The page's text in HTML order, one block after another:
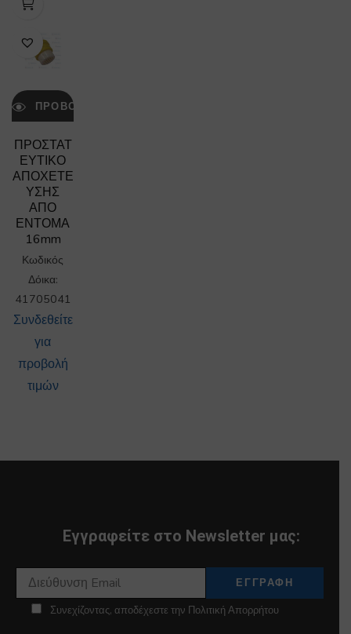
ΠΡΟΒΟΛΉ
ΠΡΟΣΤΑΤ
ΕΥΤΙΚΟ
ΑΠΟΧΕΤΕ
ΥΣΗΣ
ΑΠΟ
ΕΝΤΟΜΑ
16mm
Κωδικός
Δόικα:
41705041
Συνδεθείτε
για
προβολή
τιμών
Εγγραφείτε στο Newsletter μας:
Συνεχίζοντας, αποδέχεστε την Πολιτική Απορρήτου